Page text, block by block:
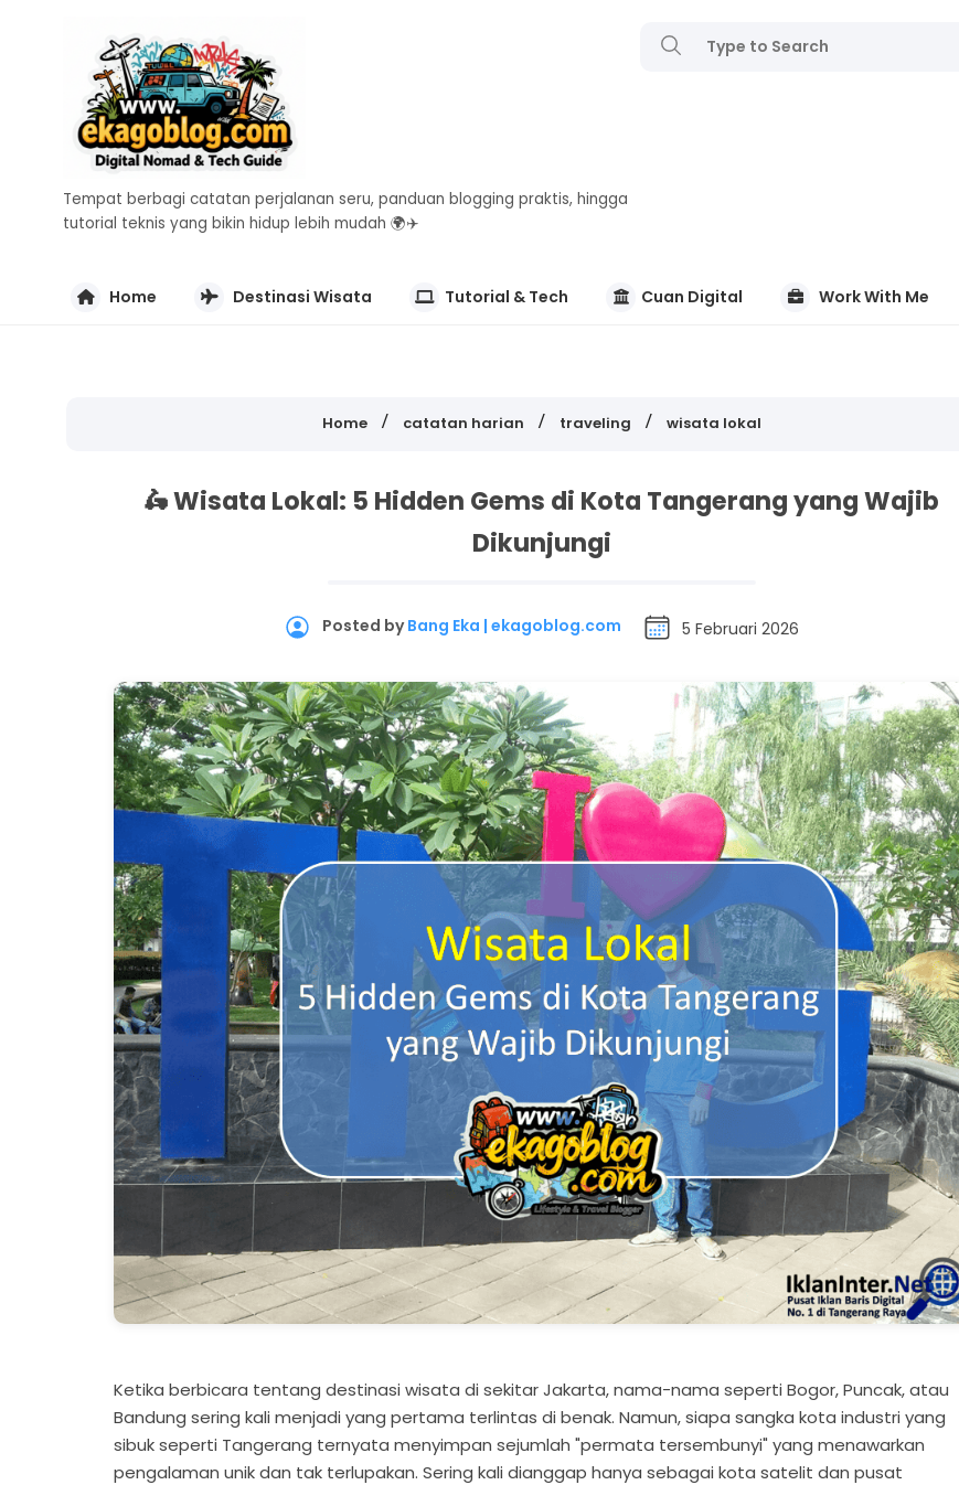
Tempat berbagi catatan perjalanan seru, panduan blogging praktis, hingga
tutorial teknis yang bikin hidup lebih mudah 🌍✈️
Home Destinasi Wisata Tutorial & Tech Cuan Digital Work With Me
Home catatan harian traveling wisata lokal
🛵 Wisata Lokal: 5 Hidden Gems di Kota Tangerang yang Wajib
Dikunjungi
Posted byBang Eka | ekagoblog.com 5 Februari 2026
Ketika berbicara tentang destinasi wisata di sekitar Jakarta, nama-nama seperti Bogor, Puncak, atau
Bandung sering kali menjadi yang pertama terlintas di benak. Namun, siapa sangka kota industri yang
sibuk seperti Tangerang ternyata menyimpan sejumlah "permata tersembunyi" yang menawarkan
pengalaman unik dan tak terlupakan. Sering kali dianggap hanya sebagai kota satelit dan pusat